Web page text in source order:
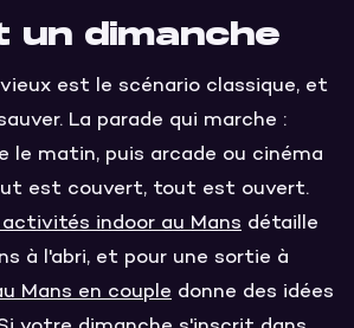
un dimanche
est le scénario classique, et
La parade qui marche :
le matin, puis arcade ou cinéma
est couvert, tout est ouvert.
indoor au Mans détaille
à l'abri, et pour une sortie à
Mans en couple donne des idées